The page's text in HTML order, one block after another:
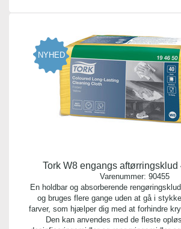
NYHED
Tork W8 engangs aftørringsklud
Varenummer: 90455
En holdbar og absorberende
og bruges flere gange uden at gå i
farver, som hjælper dig med at forhindre
Den kan anvendes med de fleste